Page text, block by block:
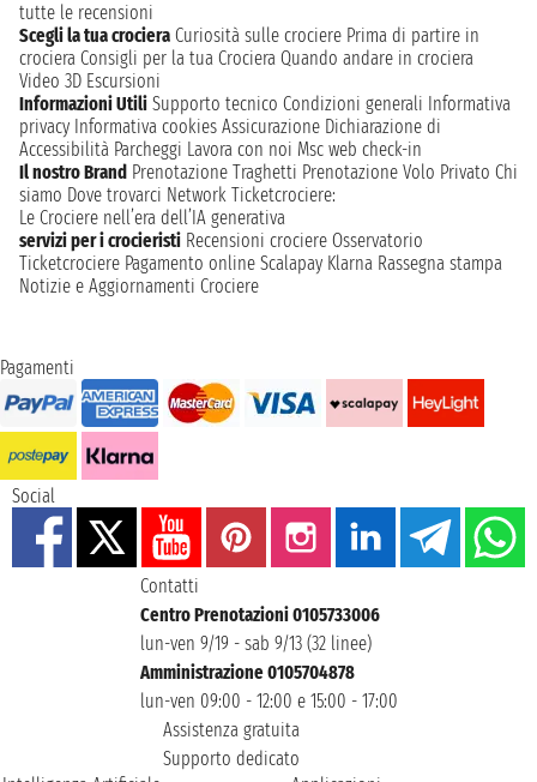
tutte le recensioni
Scegli la tua crociera Curiosità sulle crociere Prima di partire in
crociera Consigli per la tua Crociera Quando andare in crociera
Video 3D Escursioni
Informazioni Utili Supporto tecnico Condizioni generali Informativa
privacy Informativa cookies Assicurazione Dichiarazione di
Accessibilità Parcheggi Lavora con noi Msc web check-in
Il nostro Brand Prenotazione Traghetti Prenotazione Volo Privato Chi
siamo Dove trovarci Network Ticketcrociere:
Le Crociere nell’era dell’IA generativa
servizi per i crocieristi Recensioni crociere Osservatorio
Ticketcrociere Pagamento online Scalapay Klarna Rassegna stampa
Notizie e Aggiornamenti Crociere
Pagamenti
Social
Contatti
Centro Prenotazioni 0105733006
lun-ven 9/19 - sab 9/13 (32 linee)
Amministrazione 0105704878
lun-ven 09:00 - 12:00 e 15:00 - 17:00
Assistenza gratuita
Supporto dedicato